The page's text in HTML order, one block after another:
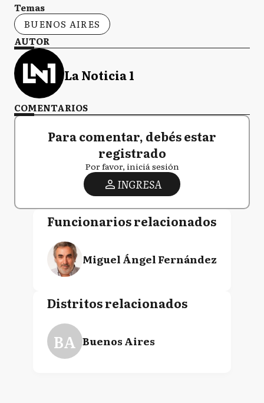
Temas
BUENOS AIRES
AUTOR
La Noticia 1
COMENTARIOS
Para comentar, debés estar
registrado
Por favor, iniciá sesión
INGRESA
Funcionarios relacionados
Miguel Ángel Fernández
Distritos relacionados
BA Buenos Aires